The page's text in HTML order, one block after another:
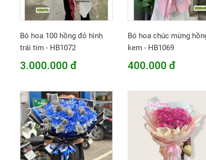
Bó hoa 100 hồng đỏ hình
trái tim - HB1072
3.000.000 đ
Bó hoa chúc mừng
kem - HB1069
400.000 đ